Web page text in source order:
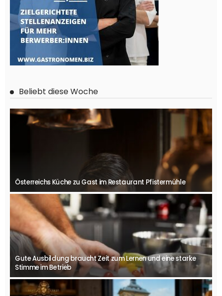
Beliebt diese Woche
Österreichs Küche zu Gast im Restaurant Pfistermühle
Gute Ausbildung braucht Zeit zum Lernen und eine starke
Stimme im Betrieb